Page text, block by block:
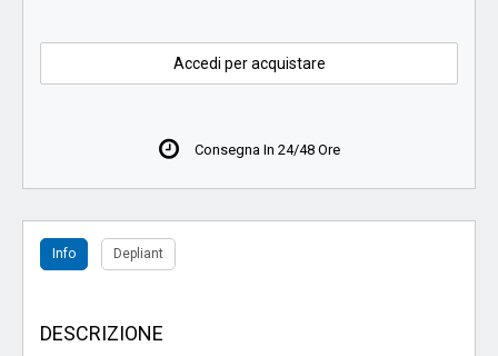
Accedi per acquistare
Consegna In 24/48 Ore
Info Depliant
DESCRIZIONE